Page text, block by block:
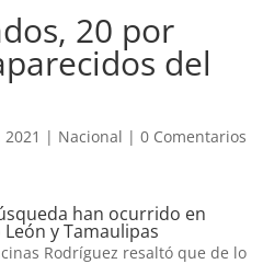
20 por
del
2021 | Nacional |0 Comentarios
han ocurrido en
y Tamaulipas
Rodríguez resaltó que de lo